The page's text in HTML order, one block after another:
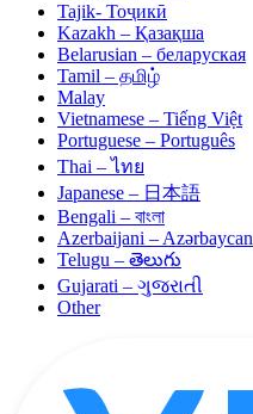
Tajik- Тоҷикӣ
Kazakh – Қазақша
Belarusian – беларуская
Tamil – தமிழ்
Malay
Vietnamese – Tiếng Việt
Portuguese – Português
Thai – ไทย
Japanese – 日本語
Bengali – বাংলা
Azerbaijani – Azərbaycan
Telugu – తెలుగు
Gujarati – ગુજરાતી
Other